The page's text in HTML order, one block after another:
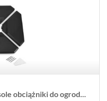
obciążniki do ogrod...